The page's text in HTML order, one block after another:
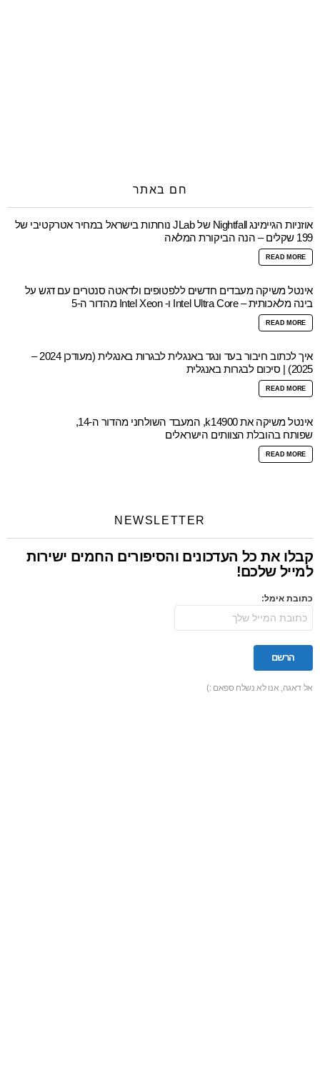
חם באתר
אוזניות הגיימינג Nightfall של JLab נוחתות בישראל במחיר אטרקטיבי של
199 שקלים – הנה הביקורת המלאה
READ MORE
אינטל משיקה מעבדים חדשים ללפטופים ולדאטה סנטרים עם דגש על
בינה מלאכותית – Intel Ultra Core ו- Intel Xeon מהדור ה-5
READ MORE
איך לכתוב חיבור בעד ונגד באנגלית לבגרות באנגלית (מעודכן 2024 –
2025) | סיכום לבגרות באנגלית
READ MORE
אינטל משיקה את k14900, המעבד השולחני מהדור ה-14,
שפותח בהובלת הצוותים הישראלים
READ MORE
NEWSLETTER
קבלו את כל העדכונים והסיפורים החמים ישירות
למייל שלכם!
כתובת אימל:
אל דאגה, אנו לא נשלח ספאם :)